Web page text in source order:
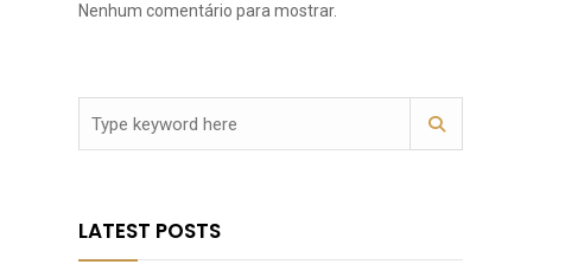
Nenhum comentário para mostrar.
LATEST POSTS